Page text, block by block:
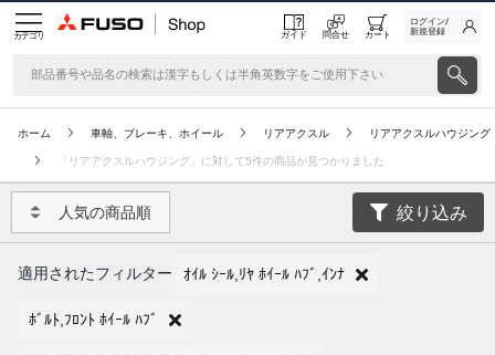
カテゴリ ガイド 問合せ カート
ログイン/
新規登録
ホーム 車軸、ブレーキ、ホイール リアアクスル リアアクスルハウジング
「リアアクスルハウジング」に対して5件の商品が見つかりました
人気の商品順 絞り込み
適用されたフィルター ｵｲﾙ ｼｰﾙ,ﾘﾔ ﾎｲｰﾙ ﾊﾌﾞ,ｲﾝﾅ
ﾎﾞﾙﾄ,ﾌﾛﾝﾄ ﾎｲｰﾙ ﾊﾌﾞ